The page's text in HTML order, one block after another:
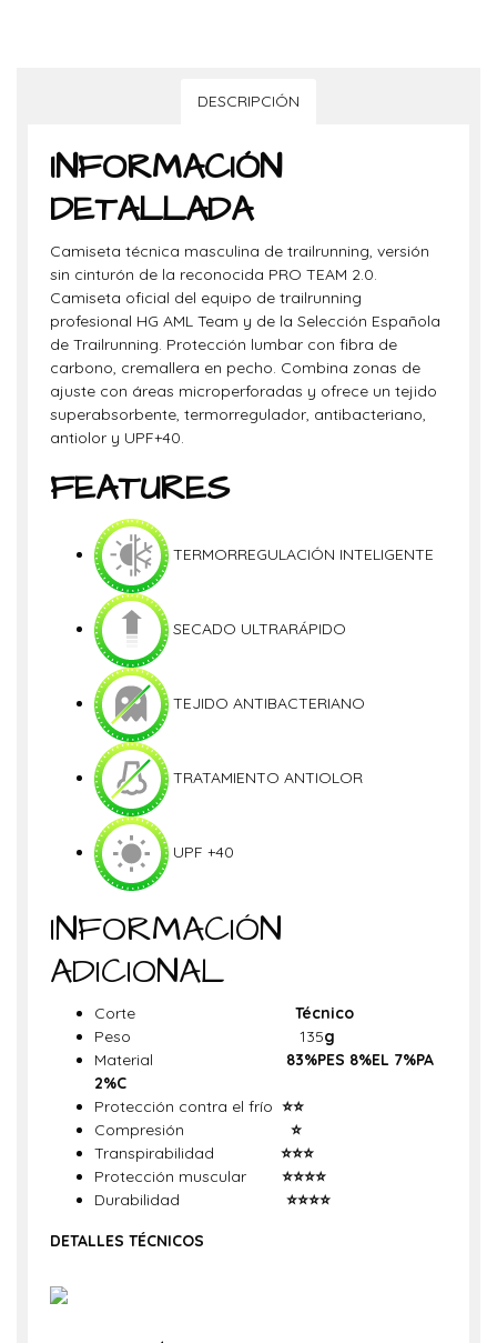
DESCRIPCIÓN
INFORMACIÓN
DETALLADA
Camiseta técnica masculina de trailrunning, versión
sin cinturón de la reconocida PRO TEAM 2.0.
Camiseta oficial del equipo de trailrunning
profesional HG AML Team y de la Selección Española
de Trailrunning. Protección lumbar con fibra de
carbono, cremallera en pecho. Combina zonas de
ajuste con áreas microperforadas y ofrece un tejido
superabsorbente, termorregulador, antibacteriano,
antiolor y UPF+40.
FEATURES
TERMORREGULACIÓN INTELIGENTE
SECADO ULTRARÁPIDO
TEJIDO ANTIBACTERIANO
TRATAMIENTO ANTIOLOR
UPF +40
INFORMACIÓN
ADICIONAL
Corte Técnico
Peso 135g
Material 83%PES 8%EL 7%PA
2%C
Protección contra el frío ⭐⭐
Compresión ⭐
Transpirabilidad ⭐⭐⭐
Protección muscular ⭐⭐⭐⭐
Durabilidad ⭐⭐⭐⭐
DETALLES TÉCNICOS